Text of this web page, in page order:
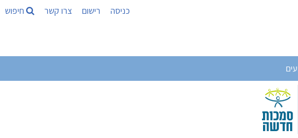
כניסה רישום צרו קשר חיפוש